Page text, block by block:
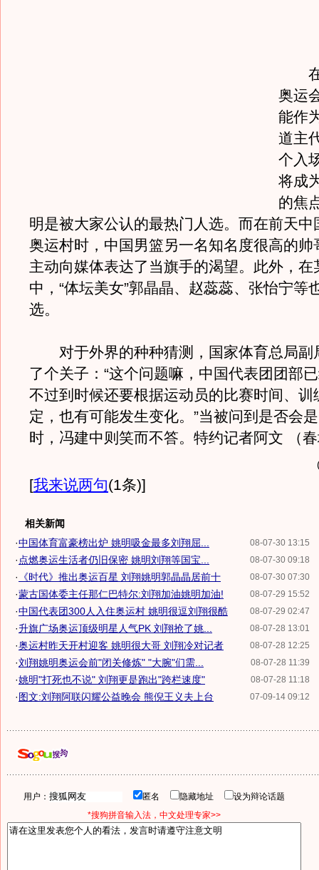
在
奥运
能作
道主
个入
将成
的焦
明是被大家公认的最热门人选。而在前天中
奥运村时，中国男篮另一名知名度很高的帅
主动向媒体表达了当旗手的渴望。此外，在
中，“体坛美女”郭晶晶、赵蕊蕊、张怡宁等
选。
对于外界的种种猜测，国家体育总局副
了个关子：“这个问题嘛，中国代表团团部
不过到时候还要根据运动员的比赛时间、训
定，也有可能发生变化。”当被问到是否会
时，冯建中则笑而不答。特约记者阿文 （
[我来说两句(1条)]
相关新闻
08-07-30 13:15
·中国体育富豪榜出炉 姚明吸金最多刘翔屈...
08-07-30 09:18
· 点燃奥运生活者仍旧保密 姚明刘翔等国宝...
08-07-30 07:30
· 《时代》推出奥运百星 刘翔姚明郭晶晶居前十
08-07-29 15:52
·蒙古国体委主任那仁巴特尔:刘翔加油姚明加油!
08-07-29 02:47
·中国代表团300人入住奥运村 姚明很逗刘翔很酷
08-07-28 13:01
·升旗广场奥运顶级明星人气PK 刘翔抢了姚...
08-07-28 12:25
·奥运村昨天开村迎客 姚明很大哥 刘翔冷对记者
08-07-28 11:39
·刘翔姚明奥运会前"闭关修炼" "大腕"们需...
08-07-28 11:18
·姚明"打死也不说" 刘翔更是跑出"跨栏速度"
07-09-14 09:12
·图文:刘翔阿联闪耀公益晚会 熊倪王义夫上台
用户： 匿名 隐藏地址
设为辩论话题
*搜狗拼音输入法，中文处理专家>>